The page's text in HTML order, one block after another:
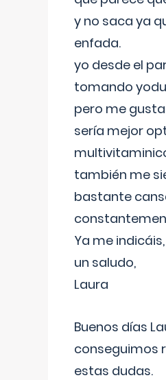
y no saca ya
enfada.
yo desde el
tomando
pero me
sería mejor
también me
bastante
Ya me
un saludo,
Laura
Buenos días
conseguimos
estas dudas.